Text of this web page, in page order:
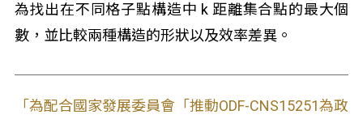
為找出在不同格子點構造中 k 距離集合點的最大個
數，並比較兩種構造的形狀以及效率差異。
「為配合國家發展委員會「推動ODF-CNS15251為政